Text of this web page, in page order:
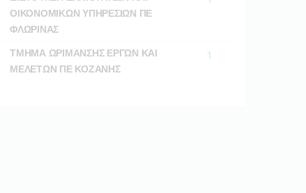
ΟΙΚΟΝΟΜΙΚΩΝ ΥΠΗΡΕΣΙΩΝ ΠΕ
ΦΛΩΡΙΝΑΣ
ΤΜΗΜΑ ΩΡΙΜΑΝΣΗΣ ΕΡΓΩΝ ΚΑΙ
ΜΕΛΕΤΩΝ ΠΕ ΚΟΖΑΝΗΣ
1